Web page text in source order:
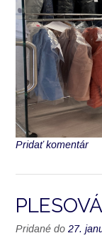
Pridať komentár
Pridané do 27.